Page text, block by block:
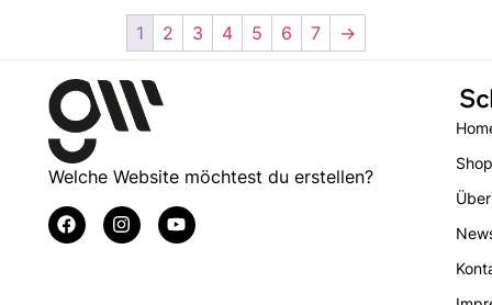
1 2 3 4 5 6 7 →
Welche Website möchtest du erstellen?